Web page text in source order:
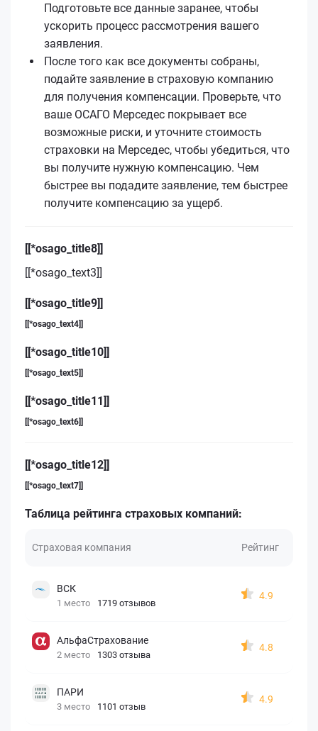
Подготовьте все данные заранее, чтобы
ускорить процесс рассмотрения вашего
заявления.
После того как все документы собраны,
подайте заявление в страховую компанию
для получения компенсации. Проверьте, что
ваше ОСАГО Мерседес покрывает все
возможные риски, и уточните стоимость
страховки на Мерседес, чтобы убедиться, что
вы получите нужную компенсацию. Чем
быстрее вы подадите заявление, тем быстрее
получите компенсацию за ущерб.
[[*osago_title8]]
[[*osago_text3]]
[[*osago_title9]]
[[*osago_text4]]
[[*osago_title10]]
[[*osago_text5]]
[[*osago_title11]]
[[*osago_text6]]
[[*osago_title12]]
[[*osago_text7]]
Таблица рейтинга страховых компаний:
Страховая компания Рейтинг
ВСК
1 место 1719 отзывов
4.9
АльфаСтрахование
2 место 1303 отзыва
4.8
ПАРИ
3 место 1101 отзыв
4.9